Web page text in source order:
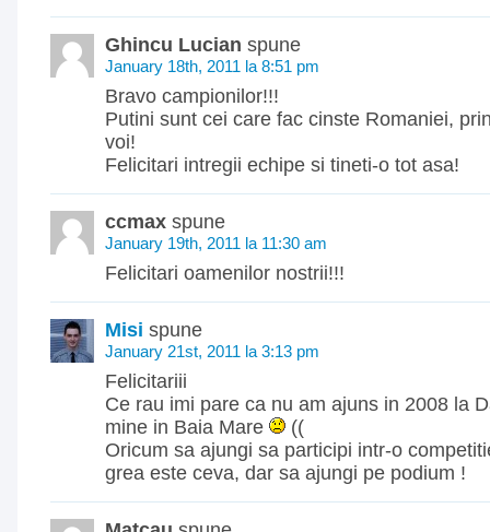
Ghincu Lucian spune
January 18th, 2011 la 8:51 pm
Bravo campionilor!!!
Putini sunt cei care fac cinste Romaniei,
voi!
Felicitari intregii echipe si tineti-o tot asa!
ccmax spune
January 19th, 2011 la 11:30 am
Felicitari oamenilor nostrii!!!
Misi spune
January 21st, 2011 la 3:13 pm
Felicitariii
Ce rau imi pare ca nu am ajuns in 2008 la
mine in Baia Mare
((
Oricum sa ajungi sa participi intr-o
grea este ceva, dar sa ajungi pe podium !